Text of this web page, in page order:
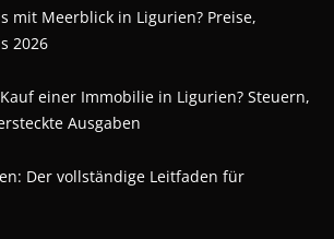
mit Meerblick in Ligurien? Preise,
2026
einer Immobilie in Ligurien? Steuern,
Ausgaben
Der vollständige Leitfaden für